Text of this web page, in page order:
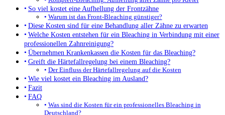
So viel kostet eine Aufhellung der Frontzähne
Warum ist das Front-Bleaching günstiger?
Diese Kosten sind für eine Behandlung aller Zähne zu erwarten
Welche Kosten entstehen für ein Bleaching in Verbindung mit einer
professionellen Zahnreinigung?
Übernehmen Krankenkassen die Kosten für das Bleaching?
Greift die Härtefallregelung bei einem Bleaching?
Der Einfluss der Härtefallregelung auf die Kosten
Wie viel kostet ein Bleaching im Ausland?
Fazit
FAQ
Was sind die Kosten für ein professionelles Bleaching in
Deutschland?